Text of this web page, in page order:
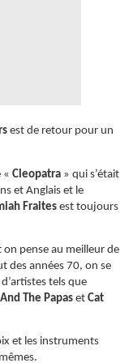
est de retour pour un
« Cleopatra » qui s’était
et Anglais et le
Fraites est toujours
pense au meilleur de
des années 70, on se
tels que
The Papas et Cat
et les instruments